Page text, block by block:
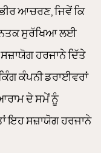
ਆਚਰਣ, ਜਿਵੇਂ ਕਿ
ਜਨਤਕ ਸੁਰੱਖਿਆ ਲਈ
ਹਰਜਾਨੇ ਦਿੱਤੇ
ਕੰਪਨੀ ਡਰਾਈਵਰਾਂ
ਦੇ ਸਮੇਂ ਨੂੰ
ਇਹ ਸਜ਼ਾਯੋਗ ਹਰਜਾਨੇ